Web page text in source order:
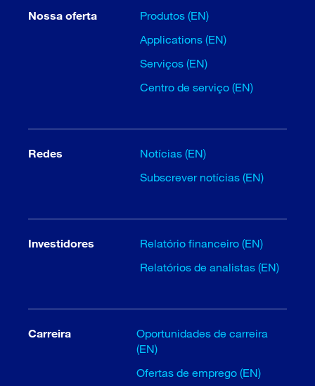
Nossa oferta
Produtos (EN)
Applications (EN)
Serviços (EN)
Centro de serviço (EN)
Redes
Notícias (EN)
Subscrever notícias (EN)
Investidores
Relatório financeiro (EN)
Relatórios de analistas (EN)
Carreira
Oportunidades de carreira
(EN)
Ofertas de emprego (EN)